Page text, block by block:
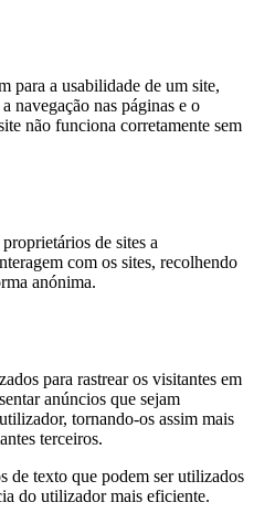
para a usabilidade de um site,
navegação nas páginas e o
não funciona corretamente sem
de sites a
com os sites, recolhendo
anónima.
para rastrear os visitantes em
anúncios que sejam
tornando-os assim mais
terceiros.
de texto que podem ser utilizados
do utilizador mais eficiente.